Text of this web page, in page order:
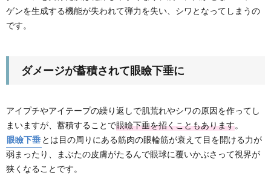
ゲンを生成する機能が失われて弾力を失い、シワとなってしまうの
です。
ダメージが蓄積されて眼瞼下垂に
アイプチやアイテープの繰り返しで肌荒れやシワの原因を作ってし
まいますが、蓄積することで眼瞼下垂を招くこともあります。
眼瞼下垂 とは目の周りにある筋肉の眼輪筋が衰えて目を開ける力が
弱まったり、まぶたの皮膚がたるんで眼球に覆いかぶさって視界が
狭くなることです。